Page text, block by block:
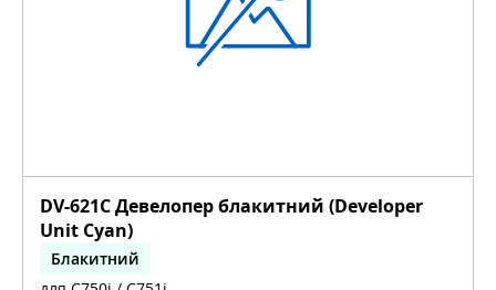
DV-621C Девелопер блакитний (Developer
Unit Cyan)
Блакитний